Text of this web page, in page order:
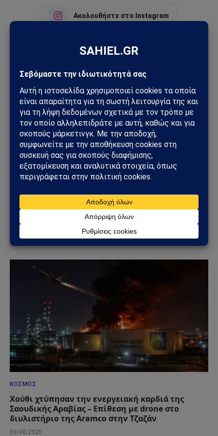
Ακολουθήστε στο Instagram
Facebook Twitter Pinterest Tumblr
Sahiel Newsroom
Facebook
X
(Twitter)
PinterestInstagram
Tumblr
Το Sahiel.gr είναι ανεξάρτητη ψηφιακή πύλη ενημέρωσης
και ανάλυσης με έμφαση στη γεωπολιτική, τη διεθνή
που επηρεάζουν την Ελλάδα και τον ευρύτερο ελληνισμό.
ΔΕΙΤΕ ΕΠΙΣΗΣ →
ΚΌΣΜΟΣ
Χούθι χτύπησαν την ενεργειακή καρδιά της
Σαουδικής Αραβίας – Επίθεση με drone στο
διυλιστήριο της Aramco στην Τζαζάν
09/08/2026